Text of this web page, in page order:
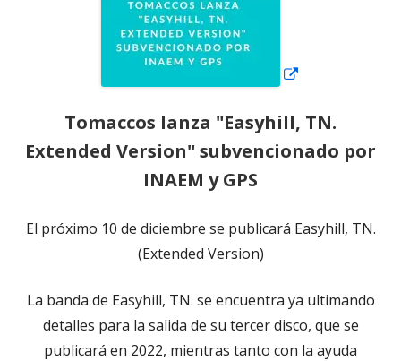
Tomaccos lanza "Easyhill, TN.
Extended Version" subvencionado por
INAEM y GPS
El próximo 10 de diciembre se publicará Easyhill, TN.
(Extended Version)
La banda de Easyhill, TN. se encuentra ya ultimando
detalles para la salida de su tercer disco, que se
publicará en 2022, mientras tanto con la ayuda